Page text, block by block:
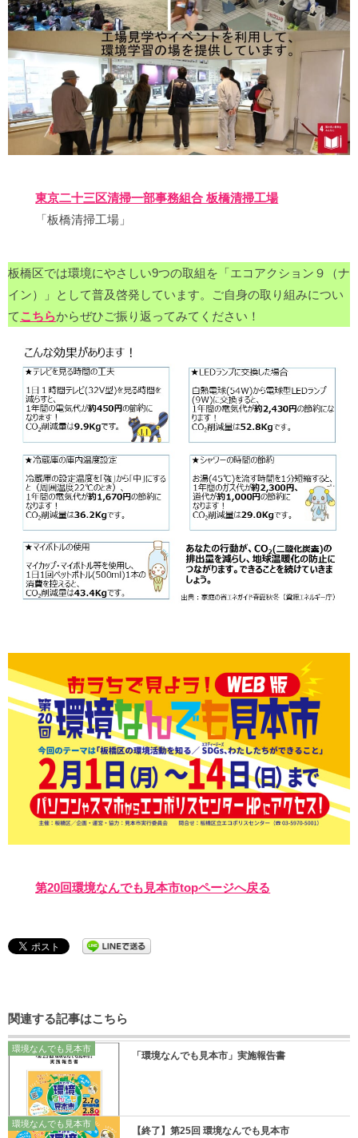
東京二十三区清掃一部事務組合 板橋清掃工場
「板橋清掃工場」
板橋区では環境にやさしい9つの取組を「エコアクション９（ナ
イン）」として普及啓発しています。ご自身の取り組みについ
てこちらからぜひご振り返ってみてください！
第20回環境なんでも見本市topページへ戻る
関連する記事はこちら
環境なんでも見本市
「環境なんでも見本市」実施報告書
環境なんでも見本市
【終了】第25回 環境なんでも見本市